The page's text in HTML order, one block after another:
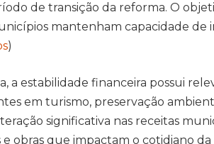
de transição da reforma. O
mantenham capacidade de
)
a estabilidade financeira possui
em turismo, preservação
significativa nas receitas
obras que impactam o cotidiano